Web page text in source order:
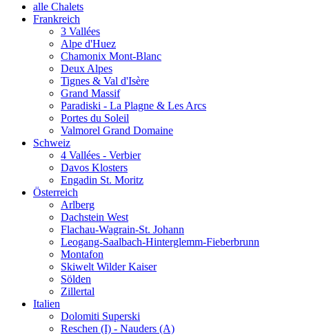
alle Chalets
Frankreich
3 Vallées
Alpe d'Huez
Chamonix Mont-Blanc
Deux Alpes
Tignes & Val d'Isère
Grand Massif
Paradiski - La Plagne & Les Arcs
Portes du Soleil
Valmorel Grand Domaine
Schweiz
4 Vallées - Verbier
Davos Klosters
Engadin St. Moritz
Österreich
Arlberg
Dachstein West
Flachau-Wagrain-St. Johann
Leogang-Saalbach-Hinterglemm-Fieberbrunn
Montafon
Skiwelt Wilder Kaiser
Sölden
Zillertal
Italien
Dolomiti Superski
Reschen (I) - Nauders (A)